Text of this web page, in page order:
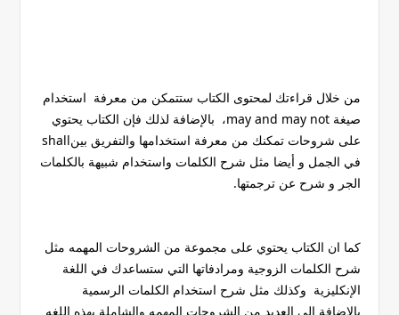
من خلال قراءتك لمحتوى الكتاب ستتمكن من معرفة استخدام
صيغة may and may not، بالإضافة لذلك فإن الكتاب يحتوي
على شروحات تمكنك من معرفة استخدامها والتفريق بينshall
في الجمل و أيضا مثل شرح الكلمات واستخدام شبيهة بالكلمات
الجر و شرح عن ترجمتها.
كما ان الكتاب يحتوي على مجموعة من الشروحات المهمه مثل
شرح الكلمات الزوجية ومرادفاتها التي ستساعدك في اللغة
الإنكليزية وكذلك مثل شرح استخدام الكلمات الرسمية
بالإضافة إلى العديد من الشروحات المهمه والشاملة بهذه اللغه